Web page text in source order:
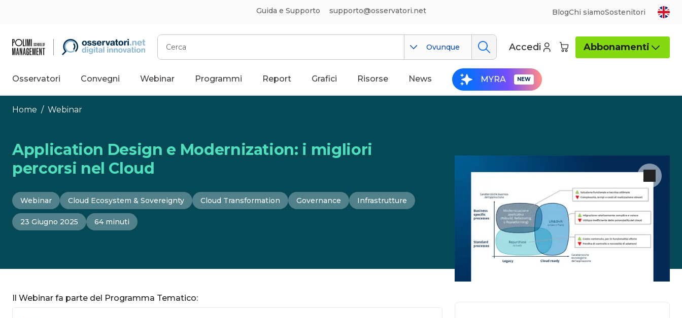
Guida e Supporto supporto@osservatori.net BlogChi siamoSostenitori
Cerca
Ovunque Accedi Abbonamenti
Osservatori Convegni Webinar Programmi Report Grafici Risorse News MYRA
Home / Webinar
Application Design e Modernization: i migliori
percorsi nel Cloud
Webinar Cloud Ecosystem & Sovereignty Cloud Transformation Governance Infrastrutture
23 Giugno 2025 64 minuti
Il Webinar fa parte del Programma Tematico: